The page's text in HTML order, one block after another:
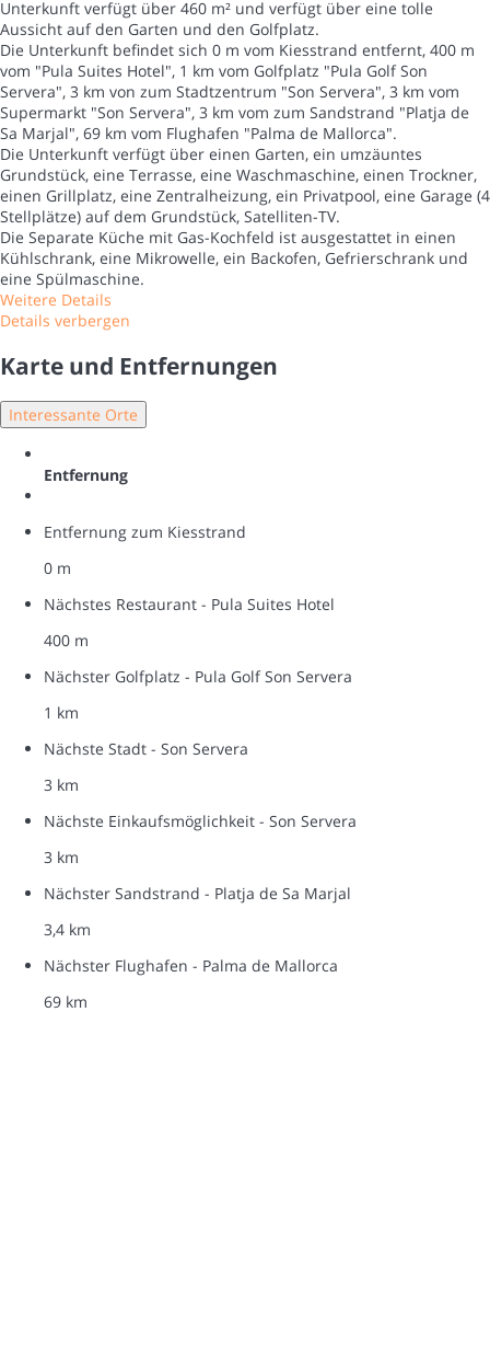
Unterkunft verfügt über 460 m² und verfügt über eine tolle
Aussicht auf den Garten und den Golfplatz.
Die Unterkunft befindet sich 0 m vom Kiesstrand entfernt, 400 m
vom "Pula Suites Hotel", 1 km vom Golfplatz "Pula Golf Son
Servera", 3 km von zum Stadtzentrum "Son Servera", 3 km vom
Supermarkt "Son Servera", 3 km vom zum Sandstrand "Platja de
Sa Marjal", 69 km vom Flughafen "Palma de Mallorca".
Die Unterkunft verfügt über einen Garten, ein umzäuntes
Grundstück, eine Terrasse, eine Waschmaschine, einen Trockner,
einen Grillplatz, eine Zentralheizung, ein Privatpool, eine Garage (4
Stellplätze) auf dem Grundstück, Satelliten-TV.
Die Separate Küche mit Gas-Kochfeld ist ausgestattet in einen
Kühlschrank, eine Mikrowelle, ein Backofen, Gefrierschrank und
eine Spülmaschine.
Weitere Details
Details verbergen
Karte und Entfernungen
Interessante Orte
Entfernung
Entfernung zum Kiesstrand
0 m
Nächstes Restaurant - Pula Suites Hotel
400 m
Nächster Golfplatz - Pula Golf Son Servera
1 km
Nächste Stadt - Son Servera
3 km
Nächste Einkaufsmöglichkeit - Son Servera
3 km
Nächster Sandstrand - Platja de Sa Marjal
3,4 km
Nächster Flughafen - Palma de Mallorca
69 km